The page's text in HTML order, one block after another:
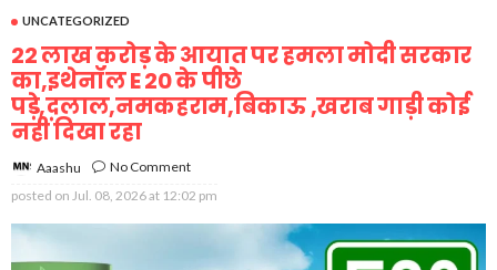
UNCATEGORIZED
22 लाख करोड़ के आयात पर हमला मोदी सरकार
का,इथेनॉल E 20 के पीछे
पड़े,दलाल,नमकहराम,बिकाऊ ,खराब गाड़ी कोई
नहीं दिखा रहा
Aaashu
No Comment
posted on Jul. 08, 2026 at 12:02 pm